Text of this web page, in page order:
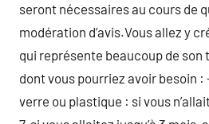
seront nécessaires au cours de
modération d’avis.Vous allez y
qui représente beaucoup de son
dont vous pourriez avoir besoin :
verre ou plastique : si vous